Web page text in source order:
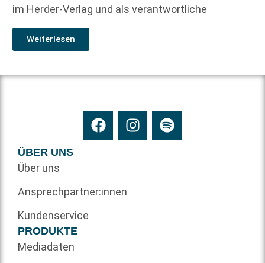
im Herder-Verlag und als verantwortliche
Weiterlesen
ÜBER UNS
Über uns
Ansprechpartner:innen
Kundenservice
PRODUKTE
Mediadaten